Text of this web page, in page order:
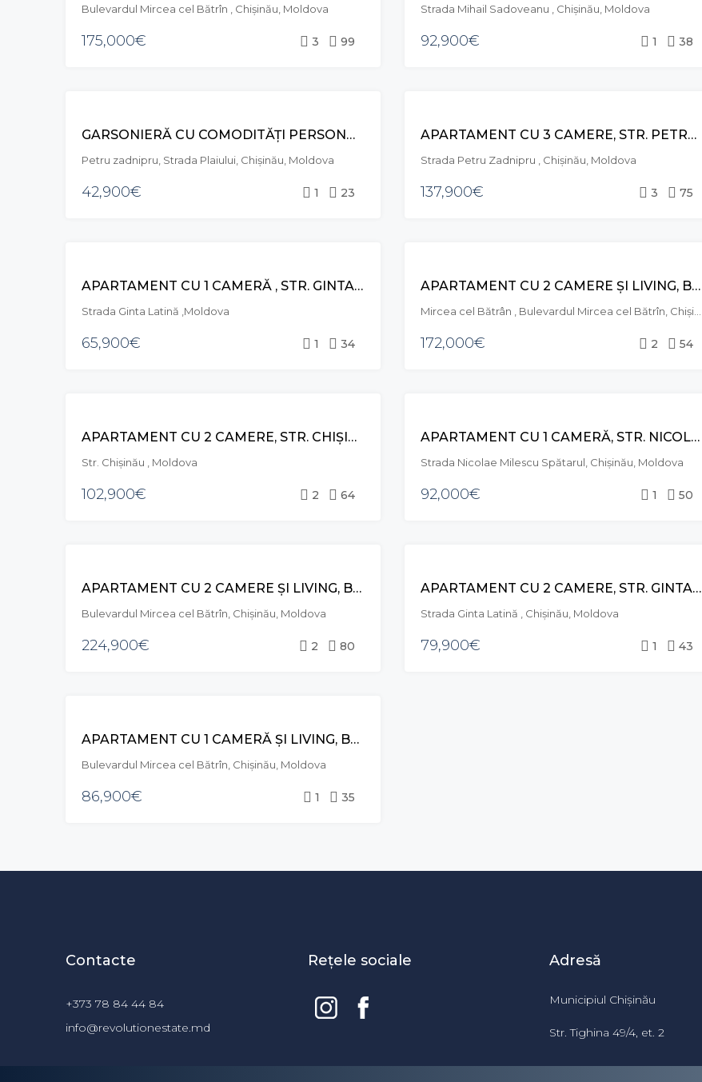
Bulevardul Mircea cel Bătrîn , Chișinău, Moldova
175,000€ 3 99
Strada Mihail Sadoveanu , Chișinău, Moldova
92,900€ 1 38
GARSONIERĂ CU COMODITĂȚI PERSONALE, STR. PETRU ZADNIPRU, CIOCANA
Petru zadnipru, Strada Plaiului, Chișinău, Moldova
42,900€ 1 23
APARTAMENT CU 3 CAMERE, STR. PETRU ZADNIPRU, CIOCANA
Strada Petru Zadnipru , Chișinău, Moldova
137,900€ 3 75
APARTAMENT CU 1 CAMERĂ , STR. GINTA LATINĂ, CIOCANA
Strada Ginta Latină ,Moldova
65,900€ 1 34
APARTAMENT CU 2 CAMERE ȘI LIVING, BD. MIRCEA CEL BĂTRÂN, CIOCANA
Mircea cel Bătrân , Bulevardul Mircea cel Bătrîn, Chișinău, Moldova
172,000€ 2 54
APARTAMENT CU 2 CAMERE, STR. CHIŞINĂU, CRICOVA
Str. Chișinău , Moldova
102,900€ 2 64
APARTAMENT CU 1 CAMERĂ, STR. NICOLAE MILESCU SPĂTARUL, CIOCANA
Strada Nicolae Milescu Spătarul, Chișinău, Moldova
92,000€ 1 50
APARTAMENT CU 2 CAMERE ȘI LIVING, BD. MIRCEA CEL BĂTRÂN, CIOCANA
Bulevardul Mircea cel Bătrîn, Chișinău, Moldova
224,900€ 2 80
APARTAMENT CU 2 CAMERE, STR. GINTA LATINĂ, CIOCANA
Strada Ginta Latină , Chișinău, Moldova
79,900€ 1 43
APARTAMENT CU 1 CAMERĂ ȘI LIVING, BD. MIRCEA CEL BĂTRÂN, CIOCANA
Bulevardul Mircea cel Bătrîn, Chișinău, Moldova
86,900€ 1 35
Contacte
+373 78 84 44 84
info@revolutionestate.md
Rețele sociale Adresă
Municipiul Chișinău
Str. Tighina 49/4, et. 2